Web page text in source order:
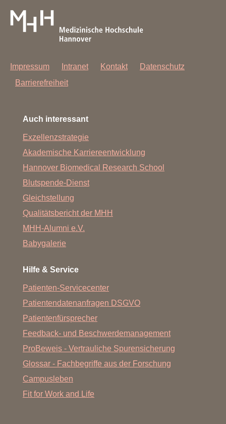
Impressum Intranet Kontakt
Datenschutz
Barrierefreiheit
Auch interessant
Exzellenzstrategie
Akademische Karriereentwicklung
Hannover Biomedical Research School
Blutspende-Dienst
Gleichstellung
Qualitätsbericht der MHH
MHH-Alumni e.V.
Babygalerie
Hilfe & Service
Patienten-Servicecenter
Patientendatenanfragen DSGVO
Patientenfürsprecher
Feedback- und Beschwerdemanagement
ProBeweis - Vertrauliche Spurensicherung
Glossar - Fachbegriffe aus der Forschung
Campusleben
Fit for Work and Life